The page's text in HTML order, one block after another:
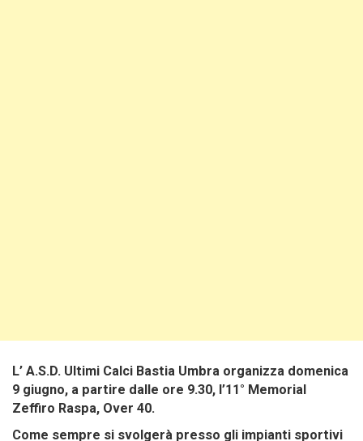
L’ A.S.D. Ultimi Calci Bastia Umbra organizza domenica
9 giugno, a partire dalle ore 9.30, l’11° Memorial
Zeffiro Raspa, Over 40.
Come sempre si svolgerà presso gli impianti sportivi